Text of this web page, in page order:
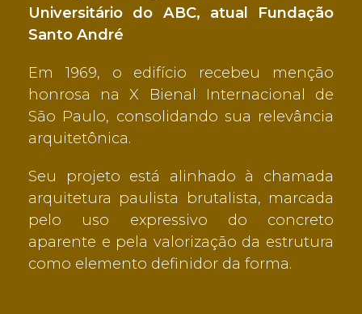
Universitário do ABC, atual Fundação
Santo André
Em 1969, o edifício recebeu menção
honrosa na X Bienal Internacional de
São Paulo, consolidando sua relevância
arquitetônica.
Seu projeto está alinhado à chamada
arquitetura paulista brutalista, marcada
pelo uso expressivo do concreto
aparente e pela valorização da estrutura
como elemento definidor da forma.